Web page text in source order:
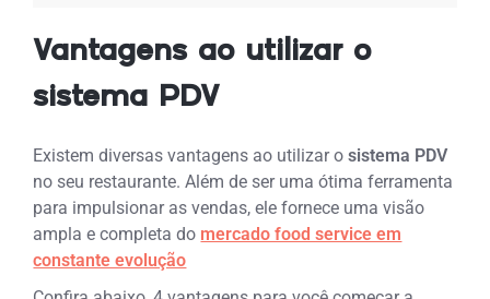
Vantagens ao utilizar o
sistema PDV
Existem diversas vantagens ao utilizar o sistema PDV
no seu restaurante. Além de ser uma ótima ferramenta
para impulsionar as vendas, ele fornece uma visão
ampla e completa do mercado food service em
constante evolução